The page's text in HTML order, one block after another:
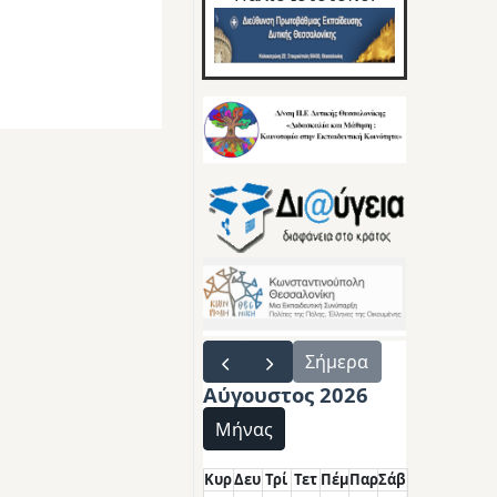
Σήμερα
Αύγουστος 2026
Μήνας
ΚυρΔευ Τρί Τετ ΠέμΠαρΣάβ